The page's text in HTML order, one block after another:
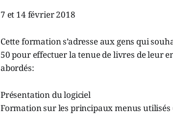
7 et 14 février 2018
Cette formation s’adresse aux gens qui
50 pour effectuer la tenue de livres de leur
abordés:
Présentation du logiciel
Formation sur les principaux menus